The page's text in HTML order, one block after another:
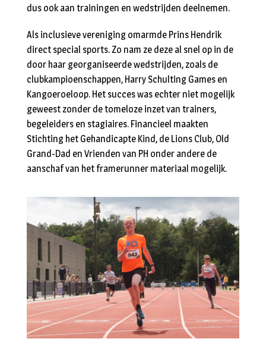
dus ook aan trainingen en wedstrijden deelnemen.
Als inclusieve vereniging omarmde Prins Hendrik
direct special sports. Zo nam ze deze al snel op in de
door haar georganiseerde wedstrijden, zoals de
clubkampioenschappen, Harry Schulting Games en
Kangoeroeloop. Het succes was echter niet mogelijk
geweest zonder de tomeloze inzet van trainers,
begeleiders en stagiaires. Financieel maakten
Stichting het Gehandicapte Kind, de Lions Club, Old
Grand-Dad en Vrienden van PH onder andere de
aanschaf van het framerunner materiaal mogelijk.